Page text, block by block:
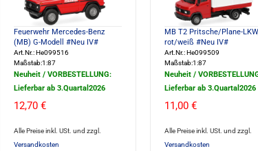
Feuerwehr Mercedes-Benz
(MB) G-Modell #Neu IV#
Art.Nr.: He099516
Maßstab:1:87
Neuheit / VORBESTELLUNG:
Lieferbar ab 3.Quartal2026
12,70 €
Alle Preise inkl. USt. und zzgl.
Versandkosten
MB T2 Pritsche/Plane-
rot/weiß #Neu IV#
Art.Nr.: He099509
Maßstab:1:87
Neuheit /
Lieferbar ab 3.Quartal2026
11,00 €
Alle Preise inkl. USt. und zzgl.
Versandkosten